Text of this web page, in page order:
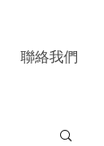
聯絡我們